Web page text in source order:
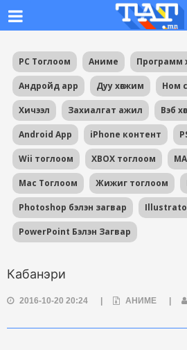
PC Тоглоом Аниме Программ
Андройд app Дуу хөгжим Ном
Хичээл Захиалгат ажил Вэб
Android App iPhone контент
Wii тоглоом XBOX тоглоом
Mac Тоглоом Жижиг тоглоом
Photoshop бэлэн загвар
PowerPoint Бэлэн Загвар
Кабанэри
2016-10-20 20:24 АНИМЕ